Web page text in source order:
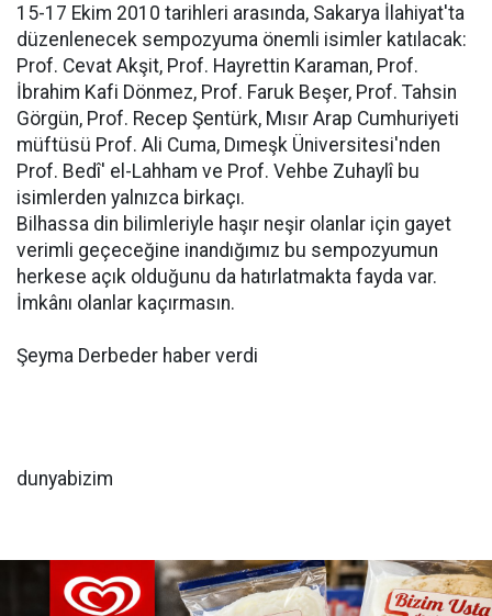
15-17 Ekim 2010 tarihleri arasında, Sakarya İlahiyat'ta
düzenlenecek sempozyuma önemli isimler katılacak:
Prof. Cevat Akşit, Prof. Hayrettin Karaman, Prof.
İbrahim Kafi Dönmez, Prof. Faruk Beşer, Prof. Tahsin
Görgün, Prof. Recep Şentürk, Mısır Arap Cumhuriyeti
müftüsü Prof. Ali Cuma, Dımeşk Üniversitesi'nden
Prof. Bedî' el-Lahham ve Prof. Vehbe Zuhaylî bu
isimlerden yalnızca birkaçı.
Bilhassa din bilimleriyle haşır neşir olanlar için gayet
verimli geçeceğine inandığımız bu sempozyumun
herkese açık olduğunu da hatırlatmakta fayda var.
İmkânı olanlar kaçırmasın.
Şeyma Derbeder haber verdi
dunyabizim